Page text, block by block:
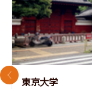
東京大学
前のスライド